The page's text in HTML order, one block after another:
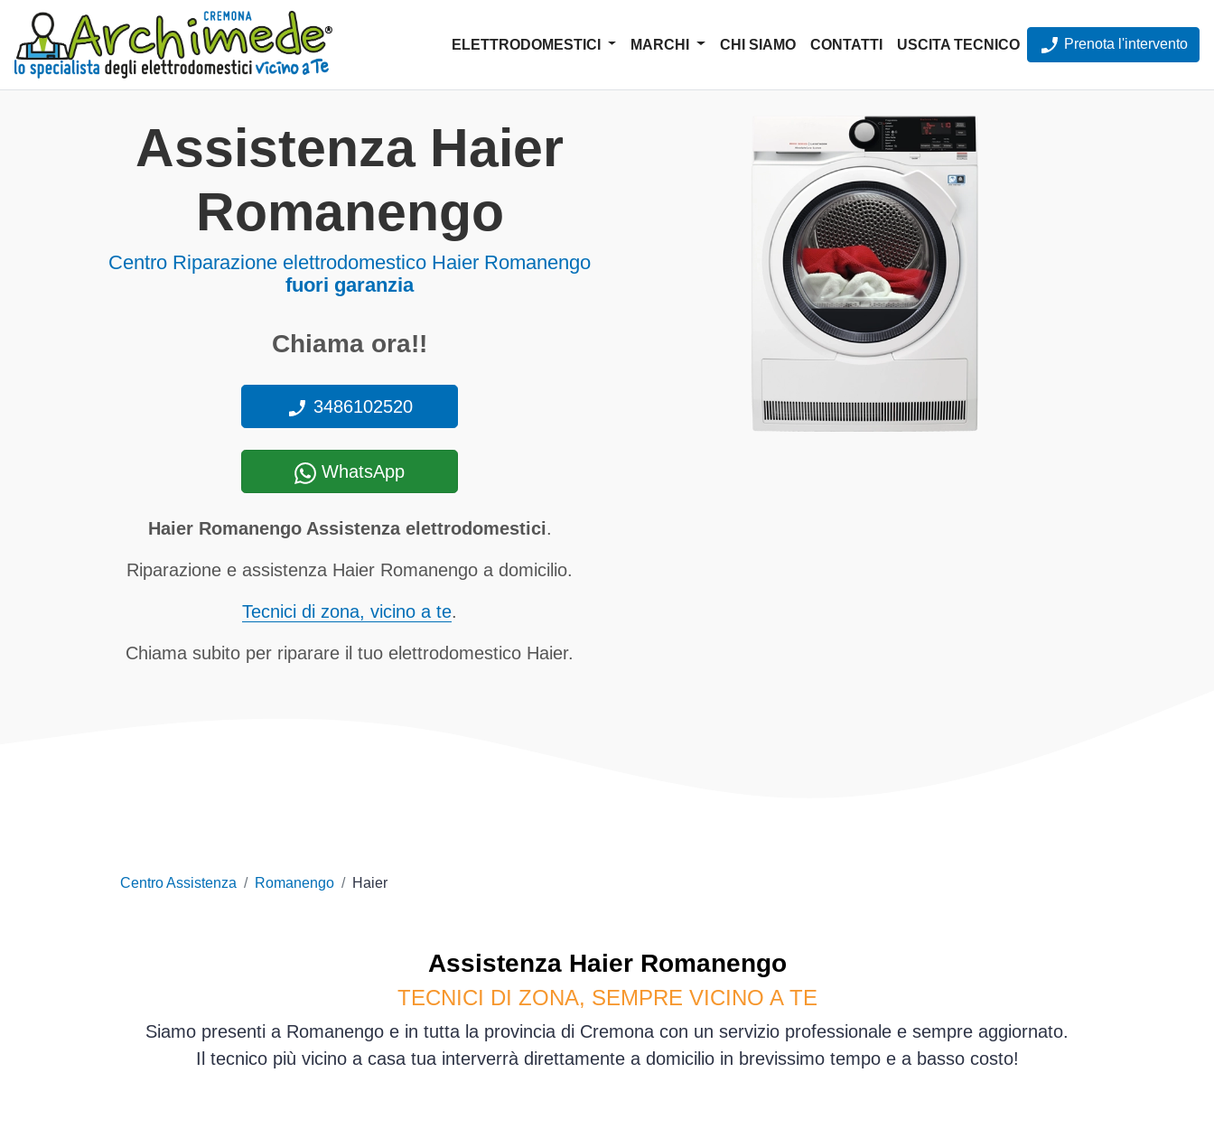
ELETTRODOMESTICI MARCHI CHI SIAMO CONTATTI USCITA TECNICO Prenota l'intervento
Assistenza Haier
Romanengo
Centro Riparazione elettrodomestico Haier Romanengo
fuori garanzia
Chiama ora!!
3486102520
WhatsApp
Haier Romanengo Assistenza elettrodomestici.
Riparazione e assistenza Haier Romanengo a domicilio.
Tecnici di zona, vicino a te.
Chiama subito per riparare il tuo elettrodomestico Haier.
Centro Assistenza Romanengo Haier
Assistenza HaierRomanengo
TECNICI DI ZONA, SEMPRE VICINO A TE
Siamo presenti a Romanengo e in tutta la provincia di Cremona con un servizio professionale e sempre aggiornato.
Il tecnico più vicino a casa tua interverrà direttamente a domicilio in brevissimo tempo e a basso costo!